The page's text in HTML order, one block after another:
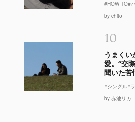
#HOW TO#
by chito
10
うまくい
愛。“交
聞いた苦
#シングル#
by 赤池リカ